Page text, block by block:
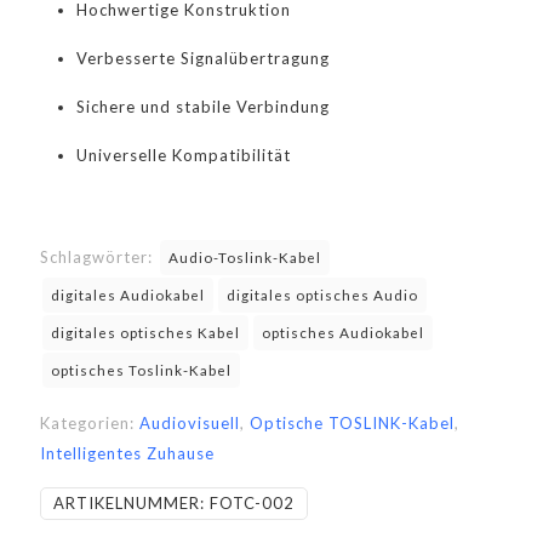
Hochwertige Konstruktion
Verbesserte Signalübertragung
Sichere und stabile Verbindung
Universelle Kompatibilität
Schlagwörter: Audio-Toslink-Kabel
digitales Audiokabel digitales optisches Audio
digitales optisches Kabel optisches Audiokabel
optisches Toslink-Kabel
Kategorien: Audiovisuell, Optische TOSLINK-Kabel,
Intelligentes Zuhause
ARTIKELNUMMER: FOTC-002